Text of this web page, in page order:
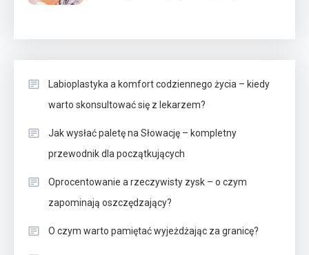
Labioplastyka a komfort codziennego życia – kiedy
warto skonsultować się z lekarzem?
Jak wysłać paletę na Słowację – kompletny
przewodnik dla początkujących
Oprocentowanie a rzeczywisty zysk – o czym
zapominają oszczędzający?
O czym warto pamiętać wyjeżdżając za granicę?